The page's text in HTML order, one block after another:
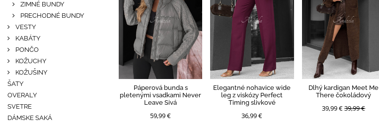
ZIMNÉ BUNDY
PRECHODNÉ BUNDY
VESTY
KABÁTY
PONČO
KOŽUCHY
KOŽUŠINY
ŠATY
OVERALY
SVETRE
DÁMSKE SAKÁ
Páperová bunda s
pletenými vsadkami Never
Leave Sivá
59,99 €
Elegantné nohavice wide
leg z viskózy Perfect
Timing slivkové
36,99 €
Dlhý kardigan Meet Me
There čokoládový
39,99 €39,99 €